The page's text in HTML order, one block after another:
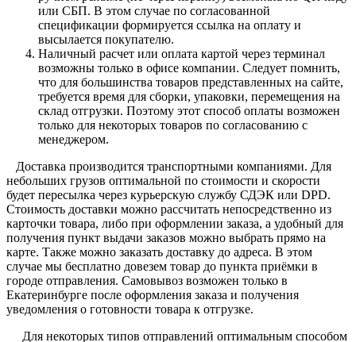
или СБП. В этом случае по согласованной
спецификации формируется ссылка на оплату и
высылается покупателю.
Наличный расчет или оплата картой через терминал
возможны только в офисе компании. Следует помнить,
что для большинства товаров представленных на сайте,
требуется время для сборки, упаковки, перемещения на
склад отгрузки. Поэтому этот способ оплаты возможен
только для некоторых товаров по согласованию с
менеджером.
Доставка производится транспортными компаниями. Для
небольших грузов оптимальной по стоимости и скорости
будет пересылка через курьерскую службу СДЭК или DPD.
Стоимость доставки можно рассчитать непосредственно из
карточки товара, либо при оформлении заказа, а удобный для
получения пункт выдачи заказов можно выбрать прямо на
карте. Также можно заказать доставку до адреса. В этом
случае мы бесплатно довезем товар до пункта приёмки в
городе отправления. Самовывоз возможен только в
Екатеринбурге после оформления заказа и получения
уведомления о готовности товара к отгрузке.
Для некоторых типов отправлений оптимальным способом